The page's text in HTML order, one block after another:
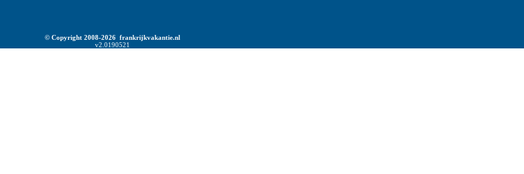
© Copyright 2008-2026 frankrijkvakantie.nl
v2.0190521